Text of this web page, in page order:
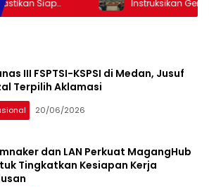
Instruksikan Gerakan Jumat Bersih
Cegah Banjir
III FSPTSI-KSPSI di Medan, Jusuf
Terpilih Aklamasi
20/06/2026
dan LAN Perkuat MagangHub
Tingkatkan Kesiapan Kerja